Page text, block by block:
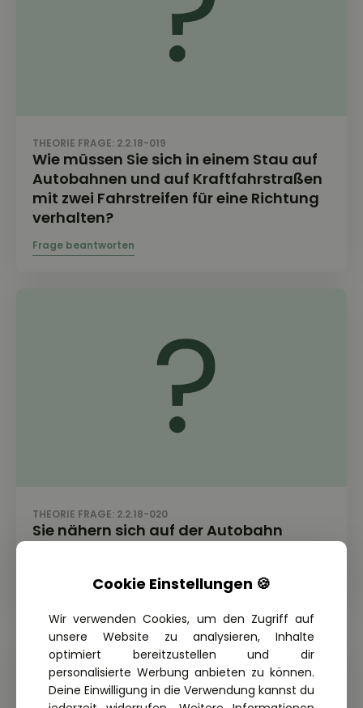
THEORIE FRAGE: 2.2.18-019
Wie müssen Sie sich in einem Stau auf
Autobahnen und auf Kraftfahrstraßen
mit zwei Fahrstreifen für eine Richtung
verhalten?
THEORIE FRAGE: 2.2.18-020
Sie nähern sich auf der Autobahn
Cookie Einstellungen 🍪
Wir verwenden Cookies, um den Zugriff auf
unsere Website zu analysieren, Inhalte
optimiert bereitzustellen und dir
personalisierte Werbung anbieten zu können.
Deine Einwilligung in die Verwendung kannst du